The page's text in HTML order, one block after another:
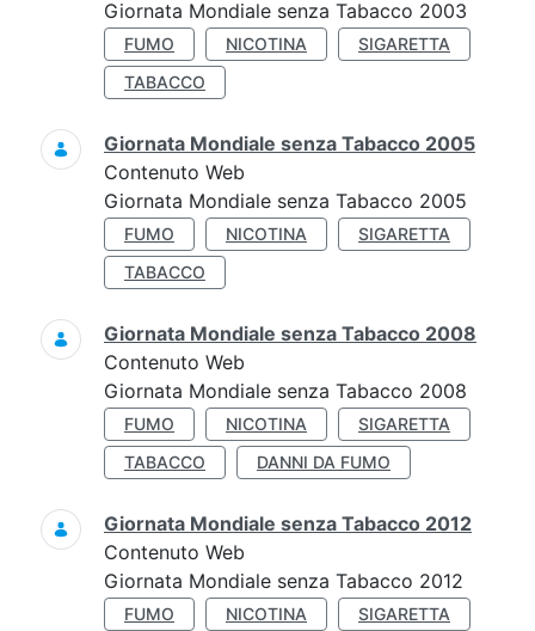
Giornata Mondiale senza Tabacco 2003
FUMO NICOTINA
SIGARETTA
TABACCO
Giornata Mondiale senza Tabacco 2005
Contenuto Web
Giornata Mondiale senza Tabacco 2005
FUMO NICOTINA
SIGARETTA
TABACCO
Giornata Mondiale senza Tabacco 2008
Contenuto Web
Giornata Mondiale senza Tabacco 2008
FUMO NICOTINA
SIGARETTA
TABACCO
DANNI DA FUMO
Giornata Mondiale senza Tabacco 2012
Contenuto Web
Giornata Mondiale senza Tabacco 2012
FUMO NICOTINA
SIGARETTA